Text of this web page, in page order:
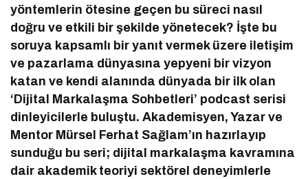
yöntemlerin ötesine geçen bu süreci nasıl
doğru ve etkili bir şekilde yönetecek? İşte bu
soruya kapsamlı bir yanıt vermek üzere iletişim
ve pazarlama dünyasına yepyeni bir vizyon
katan ve kendi alanında dünyada bir ilk olan
‘Dijital Markalaşma Sohbetleri’ podcast serisi
dinleyicilerle buluştu. Akademisyen, Yazar ve
Mentor Mürsel Ferhat Sağlam’ın hazırlayıp
sunduğu bu seri; dijital markalaşma kavramına
dair akademik teoriyi sektörel deneyimlerle